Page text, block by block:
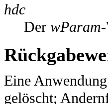
hdc
Der wParam
Eine
gelöscht;